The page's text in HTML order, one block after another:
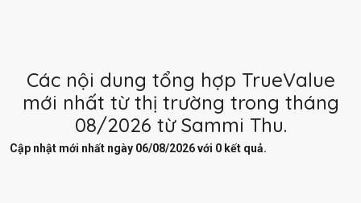
Các nội dung tổng hợp TrueValue
mới nhất từ thị trường trong tháng
08/2026 từ Sammi Thu.
Cập nhật mới nhất ngày 06/08/2026 với 0 kết quả.